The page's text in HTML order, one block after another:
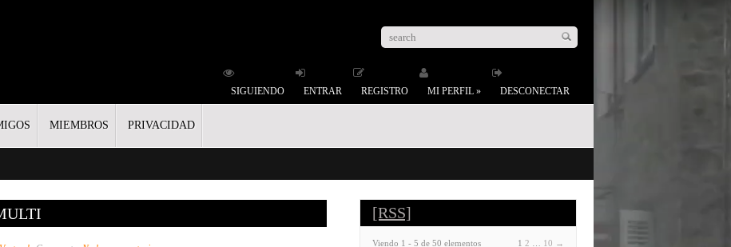
SIGUIENDO ENTRAR REGISTRO MI PERFIL » DESCONECTAR
MIEMBROS PRIVACIDAD
[RSS]
Viendo 1 - 5 de 50 elementos 1 2 10 →